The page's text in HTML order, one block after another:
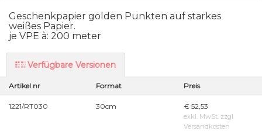
Geschenkpapier golden Punkten auf starkes
weißes Papier.
je VPE à: 200 meter
Verfügbare Versionen
Artikel nr Format Preis
1221/RT030 30cm € 52,53
exkl. MwSt. zzgl
Versandkosten